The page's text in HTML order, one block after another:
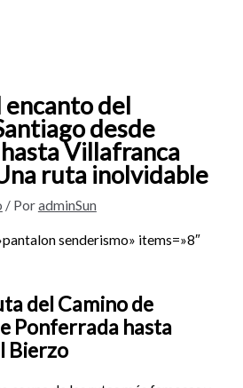
del
desde
Villafranca
ruta inolvidable
/ PoradminSun
senderismo» items=»8″
del Camino de
Ponferrada hasta
Bierzo